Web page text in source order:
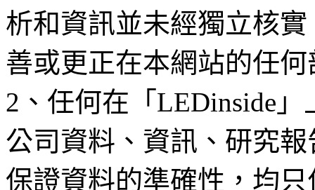
析和資訊並未經獨立核
善或更正在本網站的任
2、任何在「LEDinside
公司資料、資訊、研究
保證資料的準確性，均